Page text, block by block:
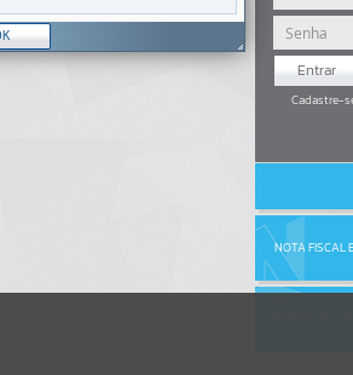
Entrar
Cadastre-
NOTA FISCAL
PORTAL DA